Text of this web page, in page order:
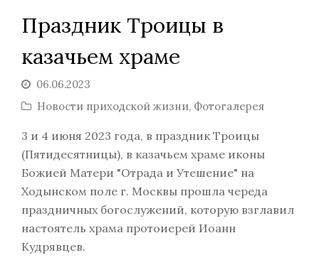
Праздник Троицы в
казачьем храме
06.06.2023
Новости приходской жизни, Фотогалерея
3 и 4 июня 2023 года, в праздник Троицы
(Пятидесятницы), в казачьем храме иконы
Божией Матери "Отрада и Утешение" на
Ходынском поле г. Москвы прошла череда
праздничных богослужений, которую взглавил
настоятель храма протоиерей Иоанн
Кудрявцев.